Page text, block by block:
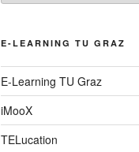
E-LEARNING TU GRAZ
E-Learning TU Graz
iMooX
TELucation